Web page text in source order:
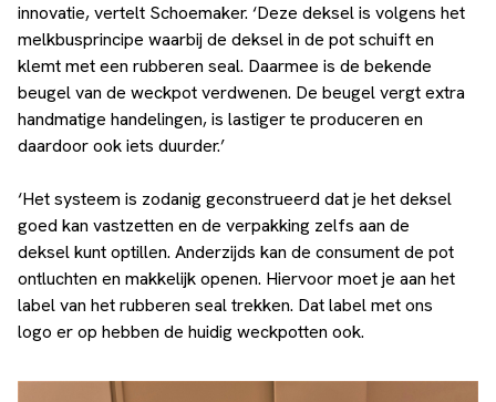
innovatie, vertelt Schoemaker. ‘Deze deksel is volgens het
melkbusprincipe waarbij de deksel in de pot schuift en
klemt met een rubberen seal. Daarmee is de bekende
beugel van de weckpot verdwenen. De beugel vergt extra
handmatige handelingen, is lastiger te produceren en
daardoor ook iets duurder.’
‘Het systeem is zodanig geconstrueerd dat je het deksel
goed kan vastzetten en de verpakking zelfs aan de
deksel kunt optillen. Anderzijds kan de consument de pot
ontluchten en makkelijk openen. Hiervoor moet je aan het
label van het rubberen seal trekken. Dat label met ons
logo er op hebben de huidig weckpotten ook.